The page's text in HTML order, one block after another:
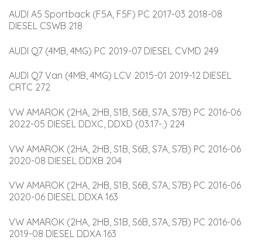
AUDI A5 Sportback (F5A, F5F) PC 2017-03 2018-08
DIESEL CSWB 218
AUDI Q7 (4MB, 4MG) PC 2019-07 DIESEL CVMD 249
AUDI Q7 Van (4MB, 4MG) LCV 2015-01 2019-12 DIESEL
CRTC 272
VW AMAROK (2HA, 2HB, S1B, S6B, S7A, S7B) PC 2016-06
2022-05 DIESEL DDXC, DDXD (03.17-.) 224
VW AMAROK (2HA, 2HB, S1B, S6B, S7A, S7B) PC 2016-06
2020-08 DIESEL DDXB 204
VW AMAROK (2HA, 2HB, S1B, S6B, S7A, S7B) PC 2016-06
2020-06 DIESEL DDXA 163
VW AMAROK (2HA, 2HB, S1B, S6B, S7A, S7B) PC 2016-06
2019-08 DIESEL DDXA 163